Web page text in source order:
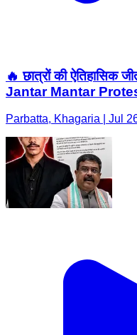
🔥 छात्रों की ऐतिहासिक
Jantar Mantar
Parbatta, Khagaria | Jul